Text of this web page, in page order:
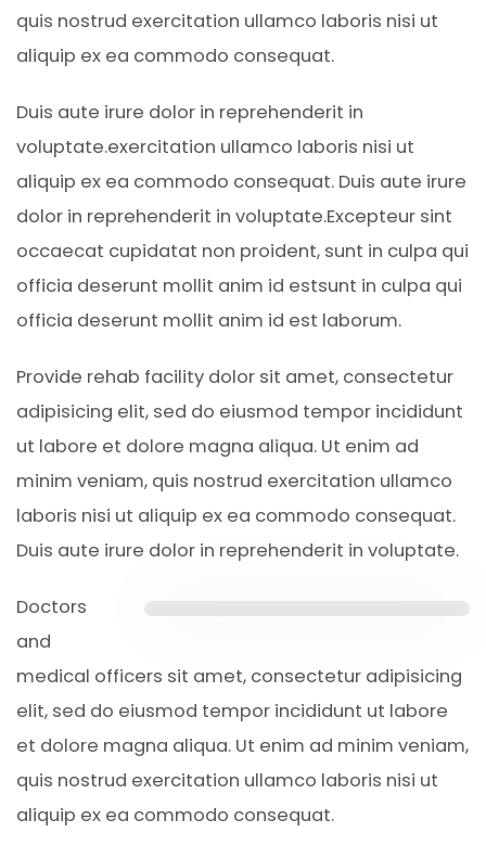
quis nostrud exercitation ullamco laboris nisi ut
aliquip ex ea commodo consequat.
Duis aute irure dolor in reprehenderit in
voluptate.exercitation ullamco laboris nisi ut
aliquip ex ea commodo consequat. Duis aute irure
dolor in reprehenderit in voluptate.Excepteur sint
occaecat cupidatat non proident, sunt in culpa qui
officia deserunt mollit anim id estsunt in culpa qui
officia deserunt mollit anim id est laborum.
Provide rehab facility dolor sit amet, consectetur
adipisicing elit, sed do eiusmod tempor incididunt
ut labore et dolore magna aliqua. Ut enim ad
minim veniam, quis nostrud exercitation ullamco
laboris nisi ut aliquip ex ea commodo consequat.
Duis aute irure dolor in reprehenderit in voluptate.
Doctors
and
medical officers sit amet, consectetur adipisicing
elit, sed do eiusmod tempor incididunt ut labore
et dolore magna aliqua. Ut enim ad minim veniam,
quis nostrud exercitation ullamco laboris nisi ut
aliquip ex ea commodo consequat.